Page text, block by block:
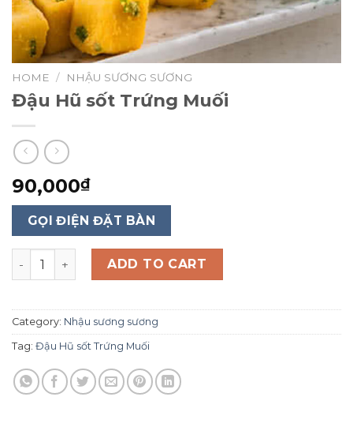
HOME / NHẬU SƯƠNG SƯƠNG
Đậu Hũ sốt Trứng Muối
90,000₫
GỌI ĐIỆN ĐẶT BÀN
Đậu Hũ sốt Trứng Muối quantity
ADD TO CART
Category: Nhậu sương sương
Tag: Đậu Hũ sốt Trứng Muối